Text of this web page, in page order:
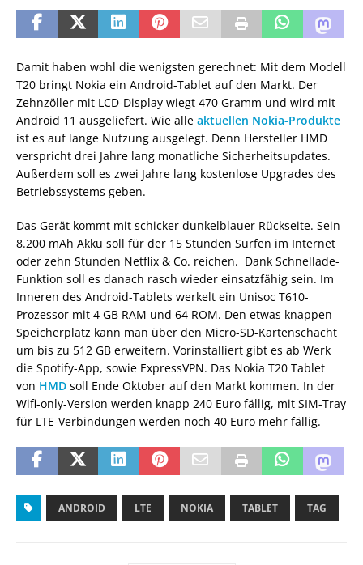
Damit haben wohl die wenigsten gerechnet: Mit dem Modell
T20 bringt Nokia ein Android-Tablet auf den Markt. Der
Zehnzöller mit LCD-Display wiegt 470 Gramm und wird mit
Android 11 ausgeliefert. Wie alle aktuellen Nokia-Produkte
ist es auf lange Nutzung ausgelegt. Denn Hersteller HMD
verspricht drei Jahre lang monatliche Sicherheitsupdates.
Außerdem soll es zwei Jahre lang kostenlose Upgrades des
Betriebssystems geben.
Das Gerät kommt mit schicker dunkelblauer Rückseite. Sein
8.200 mAh Akku soll für der 15 Stunden Surfen im Internet
oder zehn Stunden Netflix & Co. reichen. Dank Schnellade-
Funktion soll es danach rasch wieder einsatzfähig sein. Im
Inneren des Android-Tablets werkelt ein Unisoc T610-
Prozessor mit 4 GB RAM und 64 ROM. Den etwas knappen
Speicherplatz kann man über den Micro-SD-Kartenschacht
um bis zu 512 GB erweitern. Vorinstalliert gibt es ab Werk
die Spotify-App, sowie ExpressVPN. Das Nokia T20 Tablet
von HMD soll Ende Oktober auf den Markt kommen. In der
Wifi-only-Version werden knapp 240 Euro fällig, mit SIM-Tray
für LTE-Verbindungen werden noch 40 Euro mehr fällig.
ANDROID LTE NOKIA TABLET TAG